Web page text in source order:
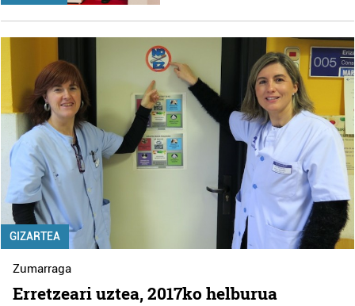
GIZARTEA
Zumarraga
Erretzeari uztea, 2017ko helburua